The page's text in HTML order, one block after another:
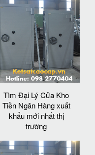
Tìm Đại Lý Cửa Kho
Tiền Ngân Hàng xuất
khẩu mới nhất thị
trường